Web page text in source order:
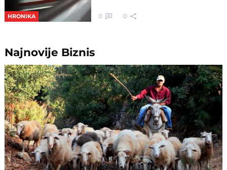
HRONIKA 0 0
Najnovije Biznis